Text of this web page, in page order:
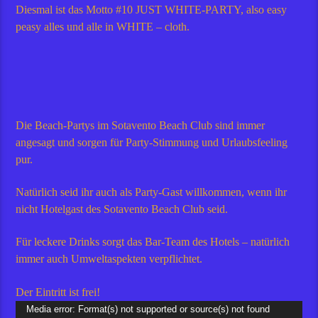
Diesmal ist das Motto #10 JUST WHITE-PARTY, also easy
peasy alles und alle in WHITE – cloth.
Die Beach-Partys im Sotavento Beach Club sind immer
angesagt und sorgen für Party-Stimmung und Urlaubsfeeling
pur.
Natürlich seid ihr auch als Party-Gast willkommen, wenn ihr
nicht Hotelgast des Sotavento Beach Club seid.
Für leckere Drinks sorgt das Bar-Team des Hotels – natürlich
immer auch Umweltaspekten verpflichtet.
Der Eintritt ist frei!
Video-
Media error: Format(s) not supported or source(s) not found